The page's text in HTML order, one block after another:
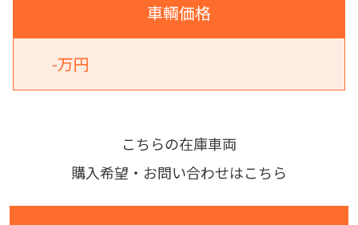
車輌価格
-万円
こちらの在庫車両
購入希望・お問い合わせはこちら